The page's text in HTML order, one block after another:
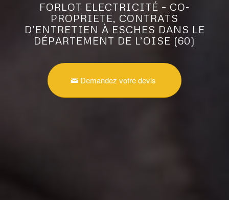
FORLOT ELECTRICITÉ – CO-
PROPRIETE, CONTRATS
D’ENTRETIEN À ESCHES DANS LE
DÉPARTEMENT DE L’OISE (60)
Demandez votre devis